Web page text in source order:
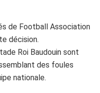
de Football Association
décision.
Roi Baudouin sont
des foules
nationale.